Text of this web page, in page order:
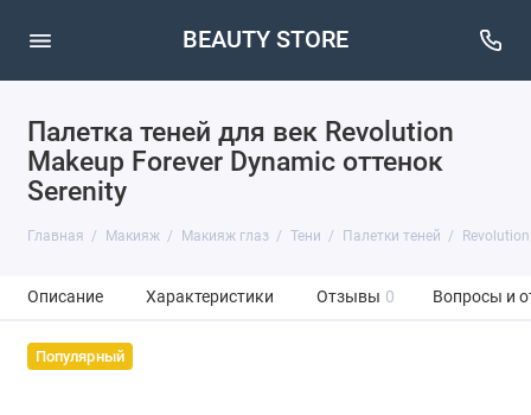
BEAUTY STORE
Палетка теней для век Revolution
Makeup Forever Dynamic оттенок
Serenity
Главная Макияж Макияж глаз Тени Палетки теней
Описание Характеристики Отзывы 0 Вопросы и
Популярный